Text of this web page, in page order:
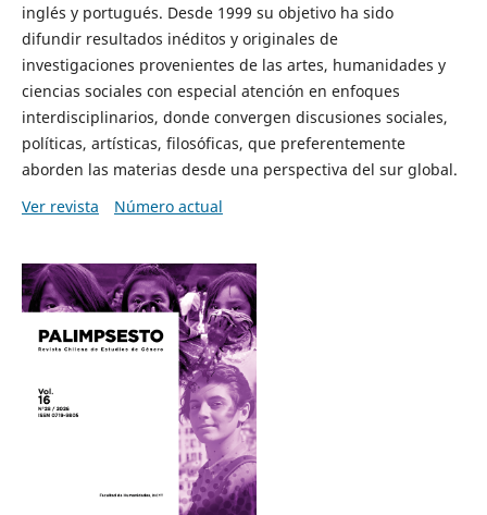
inglés y portugués. Desde 1999 su objetivo ha sido
difundir resultados inéditos y originales de
investigaciones provenientes de las artes, humanidades y
ciencias sociales con especial atención en enfoques
interdisciplinarios, donde convergen discusiones sociales,
políticas, artísticas, filosóficas, que preferentemente
aborden las materias desde una perspectiva del sur global.
Ver revista
Número actual